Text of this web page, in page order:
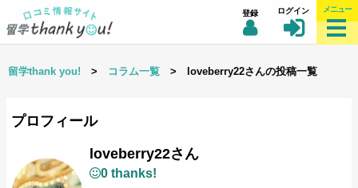
登録 ログイン メニュー
留学thank you! > コラム一覧 > loveberry22さんの投稿一覧
プロフィール
loveberry22さん
0 thanks!